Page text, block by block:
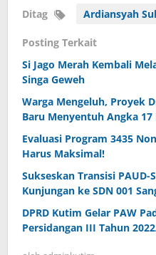
Ditag Ardiansyah
Posting Terkait
Si Jago Merah Kembali
Singa Geweh
Warga Mengeluh, Proyek
Baru Menyentuh Angka 17
Evaluasi Program 3435
Harus Maksimal!
Sukseskan Transisi
Kunjungan ke SDN 001
DPRD Kutim Gelar PAW
Persidangan III Tahun